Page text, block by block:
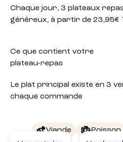
Chaque jour, 3 plateaux
généreux, à partir de 23,95€
Ce que contient votre
plateau-repas
Le plat principal existe en 3
chaque commande
Viande Poisson